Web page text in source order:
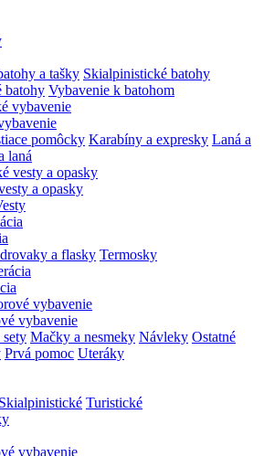
a tašky Skialpinistické batohy
batohy Vybavenie k batohom
pomôcky Karabíny a expresky Laná a
laná
a opasky
a flasky Termosky
vybavenie
sety Mačky a nesmeky Návleky Ostatné
Prvá pomoc Uteráky
Skialpinistické Turistické